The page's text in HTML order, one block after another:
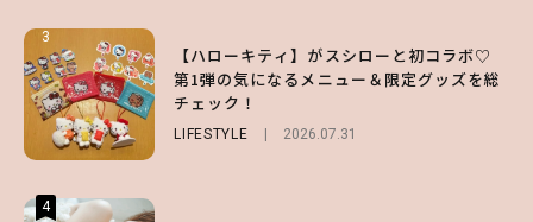
3
【ハローキティ】がスシローと初コラボ♡
第1弾の気になるメニュー＆限定グッズを総
チェック！
LIFESTYLE 2026.07.31
4
3
【スタバ】約160通りのカスタマイズができ
る⁉ 39店舗限定『My フルーツ³ フラペチー
ノ®』を徹底レポ♡
LIFESTYLE 2026.07.30
4
3
【谷まりあ】夏は“シアースカート”でさり
げなく肌見せ！透け感のニュアンスを楽しめ
るマストハブアイテム4選
FASHION 2026.07.19
4